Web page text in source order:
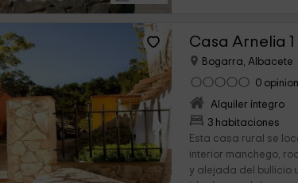
›
Casa Arnelia 1
Bogarra, Albacete
0
Alquiler íntegro
3 habitaciones
Esta casa rural se
interior manchego,
y alejada del bullicio